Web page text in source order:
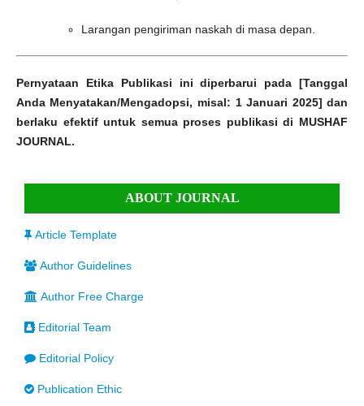
Larangan pengiriman naskah di masa depan.
Pernyataan Etika Publikasi ini diperbarui pada [Tanggal
Anda Menyatakan/Mengadopsi, misal: 1 Januari 2025] dan
berlaku efektif untuk semua proses publikasi di MUSHAF
JOURNAL.
ABOUT JOURNAL
Article Template
Author Guidelines
Author Free Charge
Editorial Team
Editorial Policy
Publication Ethic